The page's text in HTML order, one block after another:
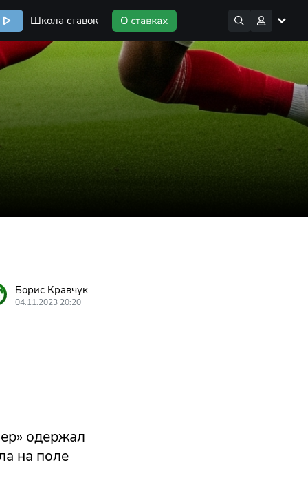
Школа ставок
Борис Кравчук
04.11.2023 20:20
одержал
на поле